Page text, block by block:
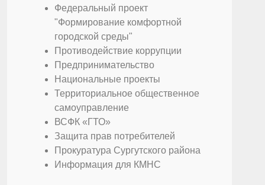
Федеральный проект
"Формирование комфортной
городской среды"
Противодействие коррупции
Предпринимательство
Национальные проекты
Территориальное общественное
самоуправление
ВСФК «ГТО»
Защита прав потребителей
Прокуратура Сургутского района
Информация для КМНС